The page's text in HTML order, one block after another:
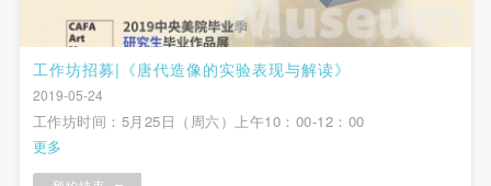
工作坊招募|《唐代造像的实验表现与解读》
2019-05-24
工作坊时间：5月25日（周六）上午10：00-12：00
更多
第五条
参加活动者在此次活动期间应主动遵守美术馆活动秩
序、维护美术馆场地及展示、展览、馆藏艺术作品及
衍生品的安全。活动中一旦因个人原因造成美术馆场
地、空间、艺术品、衍生品等受到不同程度的损失、
破坏。活动中任何非事故当事人及美术馆将不承担相
第五条
参加活动者在此次活动期间应主动遵守美术馆活动秩
序、维护美术馆场地及展示、展览、馆藏艺术作品及
衍生品的安全。活动中一旦因个人原因造成美术馆场
地、空间、艺术品、衍生品等受到不同程度的损失、
破坏。活动中任何非事故当事人及美术馆将不承担相
第五条
参加活动者在此次活动期间应主动遵守美术馆活动秩
序、维护美术馆场地及展示、展览、馆藏艺术作品及
衍生品的安全。活动中一旦因个人原因造成美术馆场
地、空间、艺术品、衍生品等受到不同程度的损失、
破坏。活动中任何非事故当事人及美术馆将不承担相